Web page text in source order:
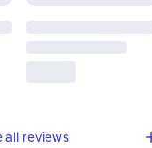
all reviews